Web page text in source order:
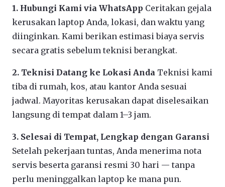
1. Hubungi Kami via WhatsApp Ceritakan gejala
kerusakan laptop Anda, lokasi, dan waktu yang
diinginkan. Kami berikan estimasi biaya servis
secara gratis sebelum teknisi berangkat.
2. Teknisi Datang ke Lokasi Anda Teknisi kami
tiba di rumah, kos, atau kantor Anda sesuai
jadwal. Mayoritas kerusakan dapat diselesaikan
langsung di tempat dalam 1–3 jam.
3. Selesai di Tempat, Lengkap dengan Garansi
Setelah pekerjaan tuntas, Anda menerima nota
servis beserta garansi resmi 30 hari — tanpa
perlu meninggalkan laptop ke mana pun.